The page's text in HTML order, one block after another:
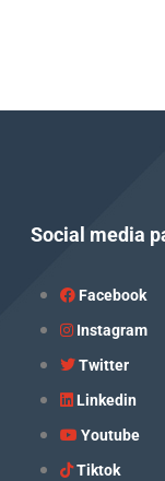
Social media
Facebook
Instagram
Twitter
Linkedin
Youtube
Tiktok